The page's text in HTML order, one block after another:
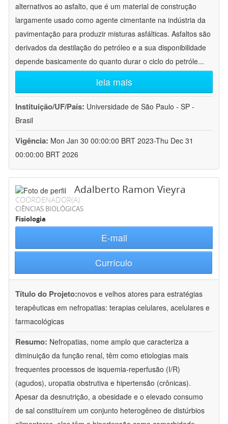
alternativos ao asfalto, que é um material de construção
largamente usado como agente cimentante na indústria da
pavimentação para produzir misturas asfálticas. Asfaltos são
derivados da destilação do petróleo e a sua disponibilidade
depende basicamente do quanto durar o ciclo do petróle...
leia mais
Instituição/UF/País: Universidade de São Paulo - SP -
Brasil
Vigência: Mon Jan 30 00:00:00 BRT 2023-Thu Dec 31
00:00:00 BRT 2026
Adalberto Ramon Vieyra
COORDENADOR(A)
CIÊNCIAS BIOLÓGICAS
Fisiologia
E-mail
Currículo
Título do Projeto:novos e velhos atores para estratégias
terapêuticas em nefropatias: terapias celulares, acelulares e
farmacológicas
Resumo: Nefropatias, nome amplo que caracteriza a
diminuição da função renal, têm como etiologias mais
frequentes processos de isquemia-reperfusão (I/R)
(agudos), uropatia obstrutiva e hipertensão (crônicas).
Apesar da desnutrição, a obesidade e o elevado consumo
de sal constituírem um conjunto heterogêneo de distúrbios